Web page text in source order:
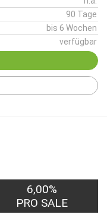
90 Tage
bis 6 Wochen
verfügbar
6,00%
PRO SALE